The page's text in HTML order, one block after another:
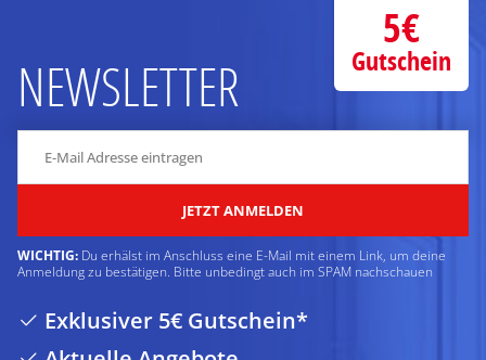
NEWSLETTER
JETZT ANMELDEN
WICHTIG: Du erhälst im Anschluss eine E-Mail mit einem Link, um deine
Anmeldung zu bestätigen. Bitte unbedingt auch im SPAM nachschauen
Exklusiver 5€ Gutschein*
5€
Gutschein